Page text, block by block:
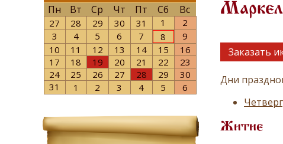
Пн
Вт Ср Чт Пт Сб Вс
27 28 29 30 31 1
2
3
4 5 6 7 8
9
10
11 12 13 14 15
16
17
18 19 20 21 22
23
24
25 26 27 28 29
30
31
1 2 3 4 5 6
Заказать
Дни
Житие